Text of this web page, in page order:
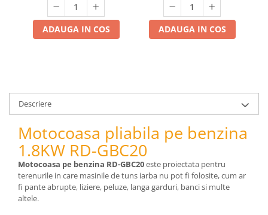
pneumatice
Cricuri pneumatice
Prese Hidraulice
Benzi izolatoare
Role Prelungitoare
Polizoare unghiulare
Echipamente auto
Unelte de mana
Scule pneumatice
Podele hidraulice & Presa de banc
ADAUGA IN COS ADAUGA IN COS
Descriere
Motocoasa pliabila pe benzina
1.8KW RD-GBC20
Motocoasa pe benzina RD-GBC20este proiectata pentru
terenurile in care masinile de tuns iarba nu pot fi folosite, cum ar
fi pante abrupte, liziere, peluze, langa garduri, banci si multe
altele.